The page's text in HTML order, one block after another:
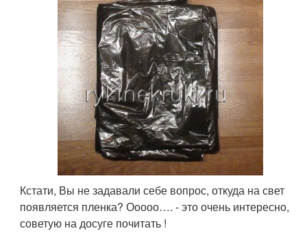
Кстати, Вы не задавали себе вопрос, откуда на свет
появляется пленка? Ооооо…. - это очень интересно,
советую на досуге почитать !